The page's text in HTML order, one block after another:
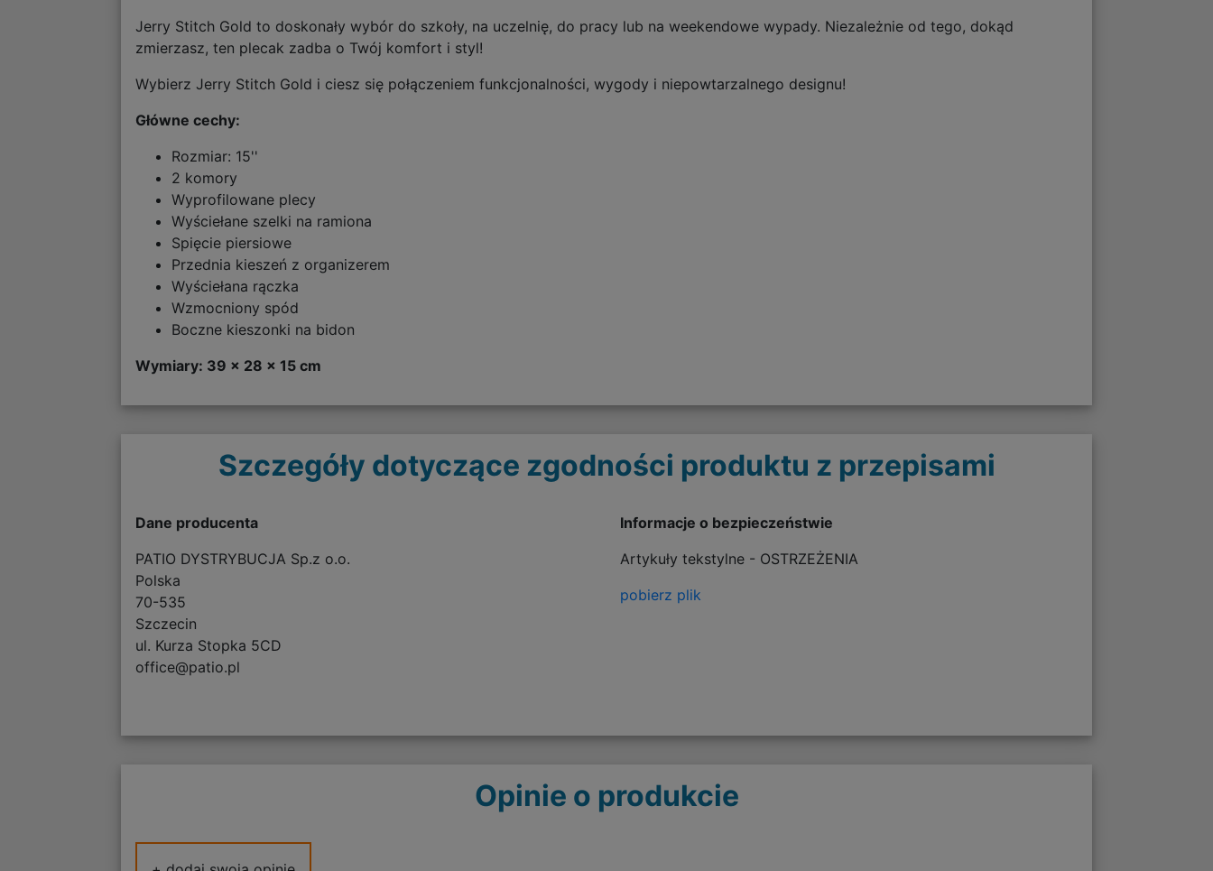
Jerry Stitch Gold to doskonały wybór do szkoły, na uczelnię, do pracy lub na weekendowe wypady. Niezależnie od tego, dokąd
zmierzasz, ten plecak zadba o Twój komfort i styl!
Wybierz Jerry Stitch Gold i ciesz się połączeniem funkcjonalności, wygody i niepowtarzalnego designu!
Główne cechy:
Rozmiar: 15''
2 komory
Wyprofilowane plecy
Wyściełane szelki na ramiona
Spięcie piersiowe
Przednia kieszeń z organizerem
Wyściełana rączka
Wzmocniony spód
Boczne kieszonki na bidon
Wymiary: 39 x 28 x 15 cm
Szczegóły dotyczące zgodności produktu z przepisami
Dane producenta
PATIO DYSTRYBUCJA Sp.z o.o.
Polska
70-535
Szczecin
ul. Kurza Stopka 5CD
office@patio.pl
Informacje o bezpieczeństwie
Artykuły tekstylne - OSTRZEŻENIA
pobierz plik
Opinie o produkcie